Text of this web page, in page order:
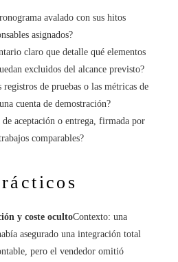
avalado con sus hitos
asignados?
claro que detalle qué elementos
excluidos del alcance previsto?
de pruebas o las métricas de
cuenta de demostración?
aceptación o entrega, firmada por
comparables?
y coste ocultoContexto: una
asegurado una integración total
pero el vendedor omitió